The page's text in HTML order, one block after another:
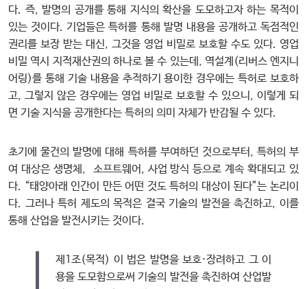
다. 즉, 발명의 공개를 통해 지식의 확산을 도모하고자 하는 목적이
있는 것이다. 기업들은 특허를 통해 발명 내용을 공개하고 독점적인
권리를 보장 받는 대신, 그것을 영업 비밀로 보호할 수도 있다. 영업
비밀 역시 지적재산권의 하나로 볼 수 있는데, 역설계(리버스 엔지니
어링)를 통해 기술 내용을 추적하기 용이한 경우에는 특허로 보호하
고, 그렇지 않은 경우에는 영업 비밀로 보호할 수 있으니, 이렇게 되
면 기술 지식을 공개한다는 특허의 의미 자체가 반감될 수 있다.
초기에 물건의 발명에 대해 특허를 부여하던 것으로부터, 특허의 부
여 대상은 생명체, 소프트웨어, 사업 방식 등으로 계속 확대되고 있
다. “태양아래 인간이 만든 어떤 것도 특허의 대상이 된다”는 논리이
다. 그러나 특허 제도의 목적은 결국 기술의 발전을 촉진하고, 이를
통해 산업을 발전시키는 것이다.
제1조(목적) 이 법은 발명을 보호·장려하고 그 이
용을 도모함으로써 기술의 발전을 촉진하여 산업발